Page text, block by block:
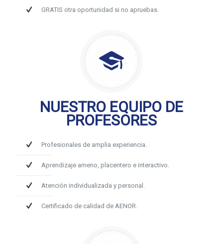
GRATIS otra oportunidad si no apruebas.
NUESTRO EQUIPO DE
PROFESORES
Profesionales de amplia experiencia.
Aprendizaje ameno, placentero e interactivo.
Atención individualizada y personal.
Certificado de calidad de AENOR.